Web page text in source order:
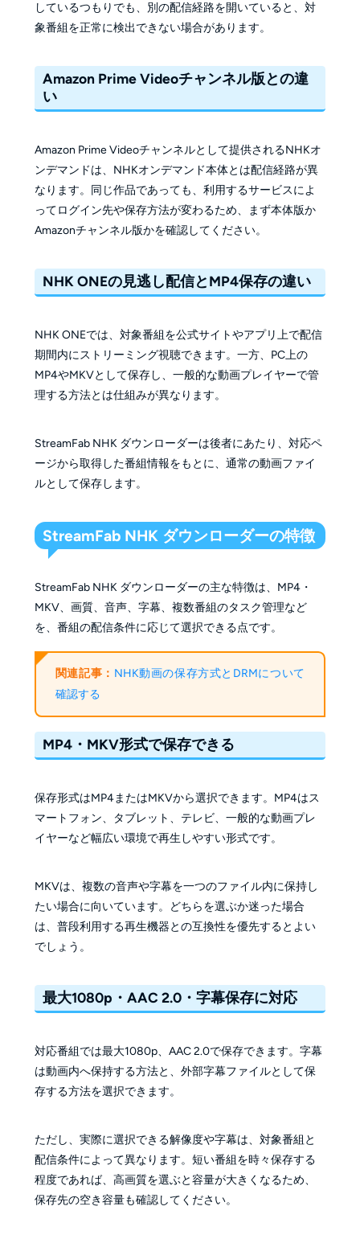
しているつもりでも、別の配信経路を開いていると、対
象番組を正常に検出できない場合があります。
Amazon Prime Videoチャンネル版との違
い
Amazon Prime Videoチャンネルとして提供されるNHKオ
ンデマンドは、NHKオンデマンド本体とは配信経路が異
なります。同じ作品であっても、利用するサービスによ
ってログイン先や保存方法が変わるため、まず本体版か
Amazonチャンネル版かを確認してください。
NHK ONEの見逃し配信とMP4保存の違い
NHK ONEでは、対象番組を公式サイトやアプリ上で配信
期間内にストリーミング視聴できます。一方、PC上の
MP4やMKVとして保存し、一般的な動画プレイヤーで管
理する方法とは仕組みが異なります。
StreamFab NHK ダウンローダーは後者にあたり、対応ペ
ージから取得した番組情報をもとに、通常の動画ファイ
ルとして保存します。
StreamFab NHK ダウンローダーの特徴
StreamFab NHK ダウンローダーの主な特徴は、MP4・
MKV、画質、音声、字幕、複数番組のタスク管理など
を、番組の配信条件に応じて選択できる点です。
関連記事： NHK動画の保存方式とDRMについて
確認する
MP4・MKV形式で保存できる
保存形式はMP4またはMKVから選択できます。MP4はス
マートフォン、タブレット、テレビ、一般的な動画プレ
イヤーなど幅広い環境で再生しやすい形式です。
MKVは、複数の音声や字幕を一つのファイル内に保持し
たい場合に向いています。どちらを選ぶか迷った場合
は、普段利用する再生機器との互換性を優先するとよい
でしょう。
最大1080p・AAC 2.0・字幕保存に対応
対応番組では最大1080p、AAC 2.0で保存できます。字幕
は動画内へ保持する方法と、外部字幕ファイルとして保
存する方法を選択できます。
ただし、実際に選択できる解像度や字幕は、対象番組と
配信条件によって異なります。短い番組を時々保存する
程度であれば、高画質を選ぶと容量が大きくなるため、
保存先の空き容量も確認してください。